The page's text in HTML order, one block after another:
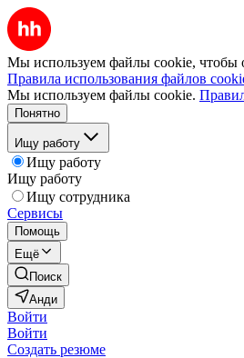
Мы используем файлы cookie, чтобы
Правила использования файлов
Мы используем файлы cookie.
Понятно
Ищу работу
Ищу работу
Ищу работу
Ищу сотрудника
Сервисы
Помощь
Ещё
Поиск
Анди
Войти
Войти
Создать резюме